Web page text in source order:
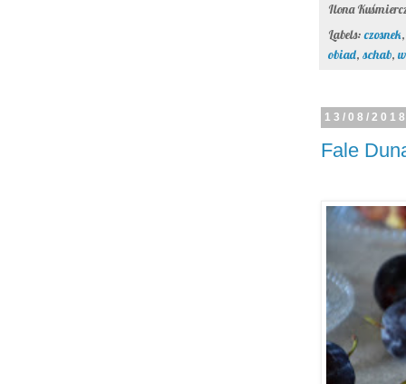
Ilona
Labels:czosnek
obiad, schab,
13/08/
Fale